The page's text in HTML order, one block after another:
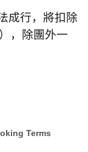
成行，將扣除
，除團外一
Terms